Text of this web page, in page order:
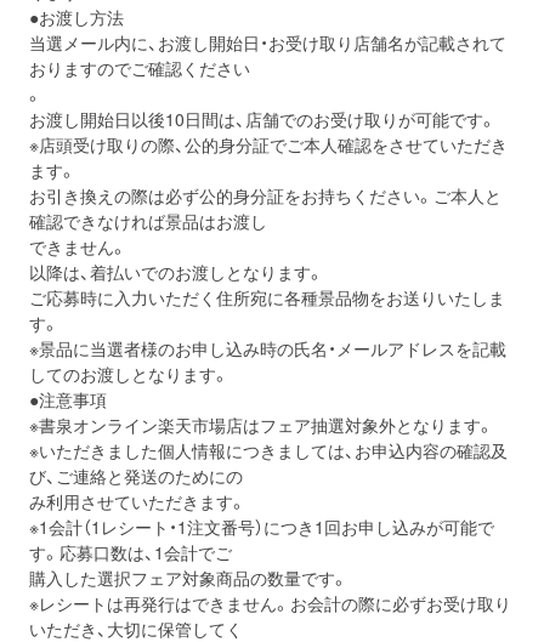
●お渡し方法
当選メール内に、お渡し開始日・お受け取り店舗名が記載されて
おりますのでご確認ください
。
お渡し開始日以後10日間は、店舗でのお受け取りが可能です。
※店頭受け取りの際、公的身分証でご本人確認をさせていただき
ます。
お引き換えの際は必ず公的身分証をお持ちください。ご本人と
確認できなければ景品はお渡し
できません。
以降は、着払いでのお渡しとなります。
ご応募時に入力いただく住所宛に各種景品物をお送りいたしま
す。
※景品に当選者様のお申し込み時の氏名・メールアドレスを記載
してのお渡しとなります。
●注意事項
※書泉オンライン楽天市場店はフェア抽選対象外となります。
※いただきました個人情報につきましては、お申込内容の確認及
び、ご連絡と発送のためにの
み利用させていただきます。
※1会計（1レシート・1注文番号）につき1回お申し込みが可能で
す。応募口数は、1会計でご
購入した選択フェア対象商品の数量です。
※レシートは再発行はできません。お会計の際に必ずお受け取り
いただき、大切に保管してく